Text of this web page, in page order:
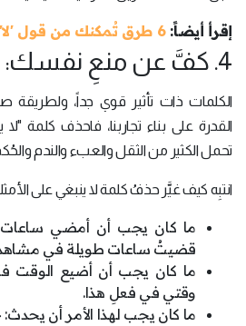
إقرأ أيضاً:6 طرق تُمكنك من قول 'لا' لطلبات الآخرين
4. كفَّ عن منعِ نفسك:
الكلمات ذات تأثير قوي جداً، ولطريقة
القدرة على بناء تجاربنا، فاحذف كلمة
تحمل الكثير من الثقل والعبء والندم
انتبِه كيف غيَّر حذفُ كلمة لا ينبغي على
ما كان يجب أن أمضي ساعات
قضيتُ ساعات طويلة في مشاهدة
ما كان يجب أن أضيع الوقت
وقتي في فعلِ هذا.
ما كان يجب لهذا الأمر أن يحدث: